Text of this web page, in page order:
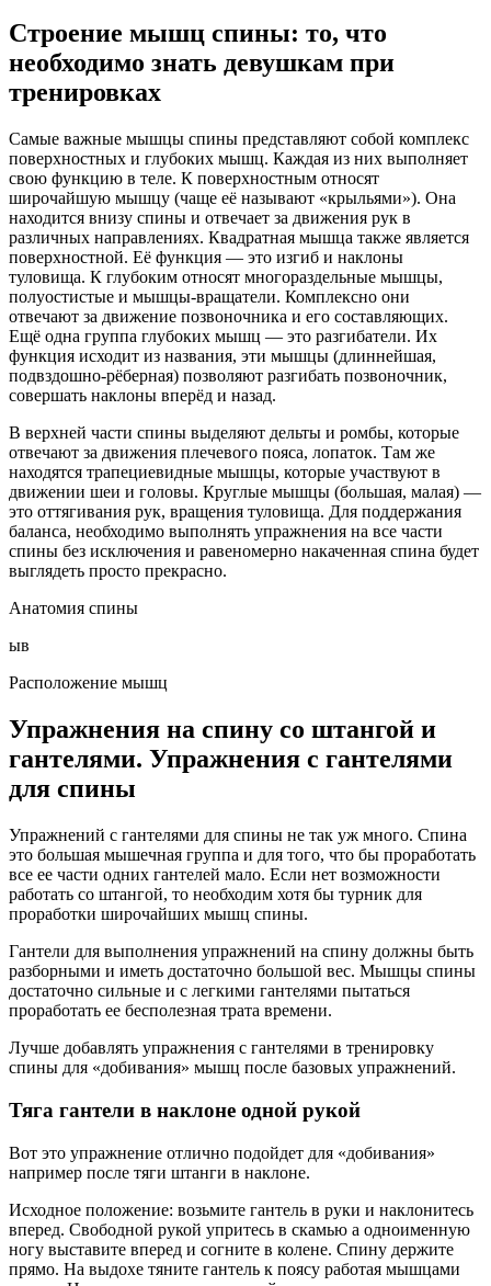
Строение мышц спины: то, что
необходимо знать девушкам при
тренировках
Самые важные мышцы спины представляют собой комплекс
поверхностных и глубоких мышц. Каждая из них выполняет
свою функцию в теле. К поверхностным относят
широчайшую мышцу (чаще её называют «крыльями»). Она
находится внизу спины и отвечает за движения рук в
различных направлениях. Квадратная мышца также является
поверхностной. Её функция — это изгиб и наклоны
туловища. К глубоким относят многораздельные мышцы,
полуостистые и мышцы-вращатели. Комплексно они
отвечают за движение позвоночника и его составляющих.
Ещё одна группа глубоких мышц — это разгибатели. Их
функция исходит из названия, эти мышцы (длиннейшая,
подвздошно-рёберная) позволяют разгибать позвоночник,
совершать наклоны вперёд и назад.
В верхней части спины выделяют дельты и ромбы, которые
отвечают за движения плечевого пояса, лопаток. Там же
находятся трапециевидные мышцы, которые участвуют в
движении шеи и головы. Круглые мышцы (большая, малая) —
это оттягивания рук, вращения туловища. Для поддержания
баланса, необходимо выполнять упражнения на все части
спины без исключения и равеномерно накаченная спина будет
выглядеть просто прекрасно.
Анатомия спины
ыв
Расположение мышц
Упражнения на спину со штангой и
гантелями. Упражнения с гантелями
для спины
Упражнений с гантелями для спины не так уж много. Спина
это большая мышечная группа и для того, что бы проработать
все ее части одних гантелей мало. Если нет возможности
работать со штангой, то необходим хотя бы турник для
проработки широчайших мышц спины.
Гантели для выполнения упражнений на спину должны быть
разборными и иметь достаточно большой вес. Мышцы спины
достаточно сильные и с легкими гантелями пытаться
проработать ее бесполезная трата времени.
Лучше добавлять упражнения с гантелями в тренировку
спины для «добивания» мышц после базовых упражнений.
Тяга гантели в наклоне одной рукой
Вот это упражнение отлично подойдет для «добивания»
например после тяги штанги в наклоне.
Исходное положение: возьмите гантель в руки и наклонитесь
вперед. Свободной рукой упритесь в скамью а одноименную
ногу выставите вперед и согните в колене. Спину держите
прямо. На выдохе тяните гантель к поясу работая мышцами